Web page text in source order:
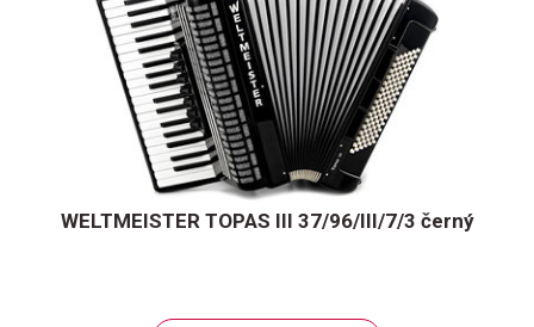
WELTMEISTER TOPAS III 37/96/III/7/3 černý